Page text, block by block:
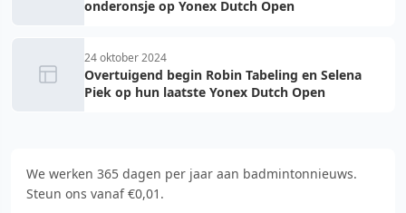
onderonsje op Yonex Dutch Open
24 oktober 2024
Overtuigend begin Robin Tabeling en Selena
Piek op hun laatste Yonex Dutch Open
We werken 365 dagen per jaar aan badmintonnieuws.
Steun ons vanaf €0,01.